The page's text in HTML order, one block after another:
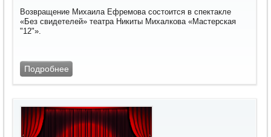
Возвращение Михаила Ефремова состоится в спектакле
«Без свидетелей» театра Никиты Михалкова «Мастерская
"12"».
Подробнее